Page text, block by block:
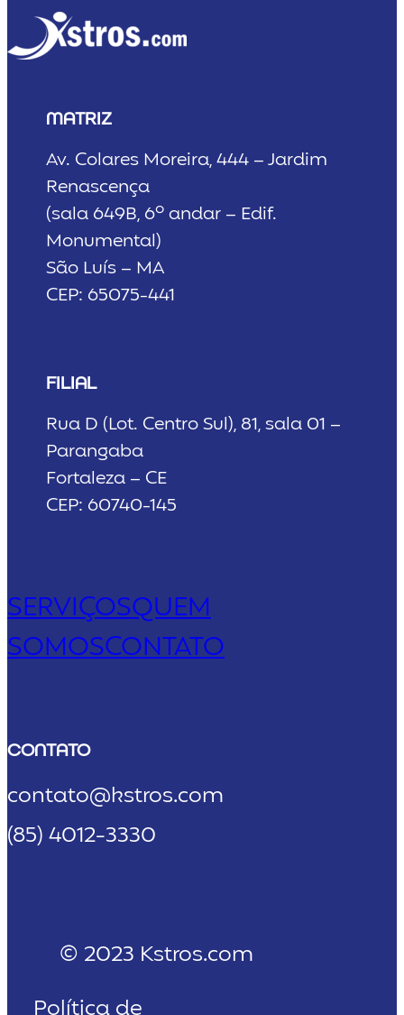
MATRIZ
Av. Colares Moreira, 444 – Jardim
Renascença
(sala 649B, 6º andar – Edif.
Monumental)
São Luís – MA
CEP: 65075-441
FILIAL
Rua D (Lot. Centro Sul), 81, sala 01 –
Parangaba
Fortaleza – CE
CEP: 60740-145
SERVIÇOSQUEM
SOMOSCONTATO
CONTATO
contato@kstros.com
(85) 4012-3330
© 2023 Kstros.com